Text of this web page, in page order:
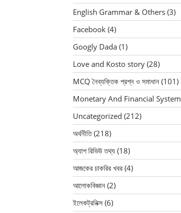
English Grammar & Others (3)
Facebook (4)
Googly Dada (1)
Love and Kosto story (28)
MCQ নৈব্যক্তিক প্রশ্ন ও সমাধান (101)
Monetary And Financial System
Uncategorized (212)
অর্থনীতি(218)
অ্যাপ রিভিউ তথ্য (18)
আজকের চাকরির খবর (4)
আলোকবিজ্ঞান (2)
ইলেকট্রনিক্স (6)